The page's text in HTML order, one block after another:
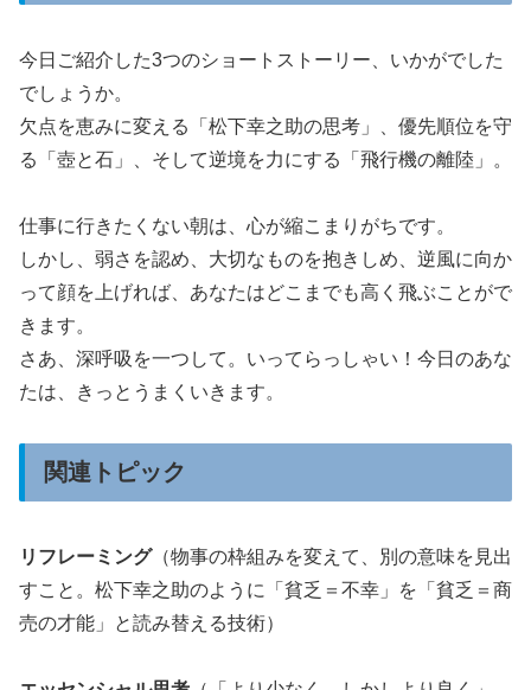
今日ご紹介した3つのショートストーリー、いかがでした
でしょうか。
欠点を恵みに変える「松下幸之助の思考」、優先順位を守
る「壺と石」、そして逆境を力にする「飛行機の離陸」。
仕事に行きたくない朝は、心が縮こまりがちです。
しかし、弱さを認め、大切なものを抱きしめ、逆風に向か
って顔を上げれば、あなたはどこまでも高く飛ぶことがで
きます。
さあ、深呼吸を一つして。いってらっしゃい！今日のあな
たは、きっとうまくいきます。
関連トピック
リフレーミング（物事の枠組みを変えて、別の意味を見出
すこと。松下幸之助のように「貧乏＝不幸」を「貧乏＝商
売の才能」と読み替える技術）